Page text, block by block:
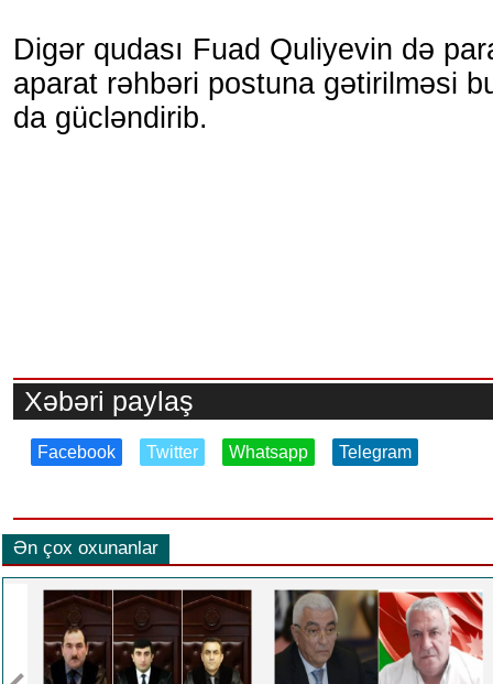
Digər qudası Fuad Quliyevin də
aparat rəhbəri postuna gətirilməsi
da gücləndirib.
Xəbəri paylaş
Facebook Twitter Whatsapp Telegram
Ən çox oxunanlar